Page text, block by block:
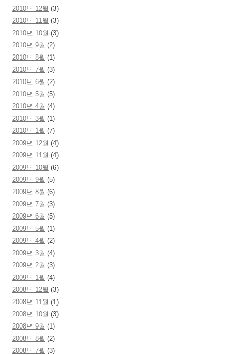
2010년 12월 (3)
2010년 11월 (3)
2010년 10월 (3)
2010년 9월 (2)
2010년 8월 (1)
2010년 7월 (3)
2010년 6월 (2)
2010년 5월 (5)
2010년 4월 (4)
2010년 3월 (1)
2010년 1월 (7)
2009년 12월 (4)
2009년 11월 (4)
2009년 10월 (6)
2009년 9월 (5)
2009년 8월 (6)
2009년 7월 (3)
2009년 6월 (5)
2009년 5월 (1)
2009년 4월 (2)
2009년 3월 (4)
2009년 2월 (3)
2009년 1월 (4)
2008년 12월 (3)
2008년 11월 (1)
2008년 10월 (3)
2008년 9월 (1)
2008년 8월 (2)
2008년 7월 (3)